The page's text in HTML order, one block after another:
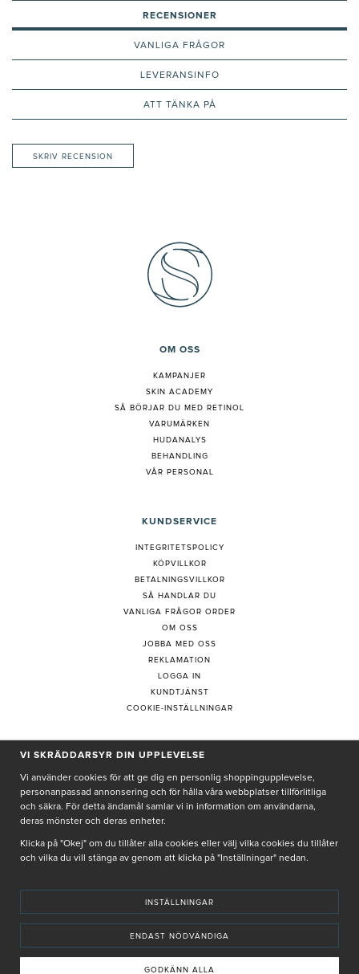
RECENSIONER
VANLIGA FRÅGOR
LEVERANSINFO
ATT TÄNKA PÅ
SKRIV RECENSION
OM OSS
KAMPANJER
SKIN ACADEMY
SÅ BÖRJAR DU MED RETINOL
VARUMÄRKEN
HUDANALYS
BEHANDLING
VÅR PERSONAL
KUNDSERVICE
INTEGRITETSPOLICY
KÖPVILLKOR
BETALNINGSVILLKOR
SÅ HANDLAR DU
VANLIGA FRÅGOR ORDER
OM OSS
JOBBA MED OSS
REKLAMATION
LOGGA IN
KUNDTJÄNST
COOKIE-INSTÄLLNINGAR
PRENUMERERA PÅ NYHETSBREV
Genom att ge min e-post, accepterar jag Seth och Sallyintegritetspolicy
De uppgifter du matar in kommer endast användas till våra nyhetsbrev.
VI SKRÄDDARSYR DIN UPPLEVELSE
Vi använder cookies för att ge dig en personlig shoppingupplevelse,
personanpassad annonsering och för hålla våra webbplatser tillförlitliga
och säkra. För detta ändamål samlar vi in information om användarna,
deras mönster och deras enheter.
Klicka på "Okej" om du tillåter alla cookies eller välj vilka cookies du tillåter
och vilka du vill stänga av genom att klicka på "Inställningar" nedan.
INSTÄLLNINGAR
ENDAST NÖDVÄNDIGA
GODKÄNN ALLA